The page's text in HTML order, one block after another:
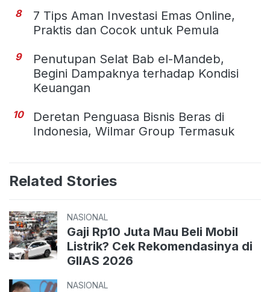
8
7 Tips Aman Investasi Emas Online,
Praktis dan Cocok untuk Pemula
9
Penutupan Selat Bab el-Mandeb,
Begini Dampaknya terhadap Kondisi
Keuangan
10
Deretan Penguasa Bisnis Beras di
Indonesia, Wilmar Group Termasuk
Related Stories
NASIONAL
Gaji Rp10 Juta Mau Beli Mobil
Listrik? Cek Rekomendasinya di
GIIAS 2026
NASIONAL